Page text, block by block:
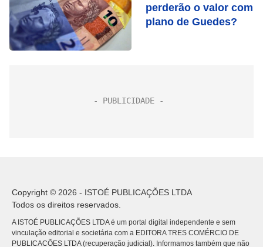
perderão o valor com
plano de Guedes?
Copyright © 2026 - ISTOÉ PUBLICAÇÕES LTDA
Todos os direitos reservados.
A ISTOÉ PUBLICAÇÕES LTDA é um portal digital independente e sem
vinculação editorial e societária com a EDITORA TRES COMÉRCIO DE
PUBLICACÕES LTDA (recuperação judicial). Informamos também que não